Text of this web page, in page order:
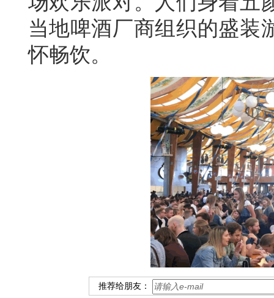
当地啤酒厂商组织的盛装
怀畅饮。
推荐给朋友：